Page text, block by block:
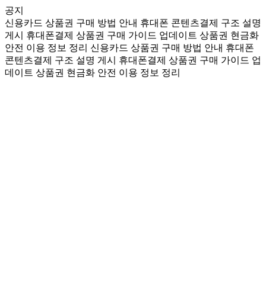
공지
신용카드 상품권 구매 방법 안내 휴대폰 콘텐츠결제 구조 설명
게시
휴대폰결제 상품권 구매 가이드 업데이트 상품권 현금화
안전 이용 정보 정리 신용카드 상품권 구매 방법 안내 휴대폰
콘텐츠결제 구조 설명 게시
휴대폰결제 상품권 구매 가이드 업
데이트 상품권 현금화 안전 이용 정보 정리